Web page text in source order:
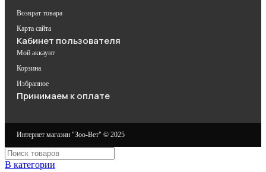
Возврат товара
Карта сайта
Кабинет пользователя
Мой аккаунт
Корзина
Избранное
Принимаем к оплате
Интернет магазин "Зоо-Вет" © 2025
В категории